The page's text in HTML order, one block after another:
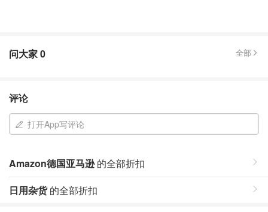
问大家0 全部
评论
打开App写评论
Amazon德国亚马逊的全部折扣
日用杂货的全部折扣